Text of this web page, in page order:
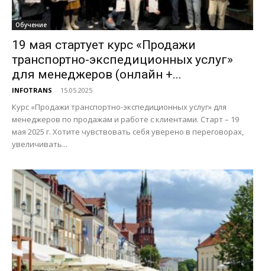
Обучение
19 мая стартует курс «Продажи
транспортно-экспедиционных услуг»
для менеджеров (онлайн +...
INFOTRANS - 15.05.2025
Курс «Продажи транспортно-экспедиционных услуг» для
менеджеров по продажам и работе с клиентами. Старт – 19
мая 2025 г. Хотите чувствовать себя уверено в переговорах,
увеличивать...